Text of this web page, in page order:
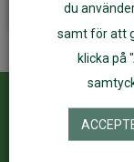
Kundservice
du
samt för att
klicka på